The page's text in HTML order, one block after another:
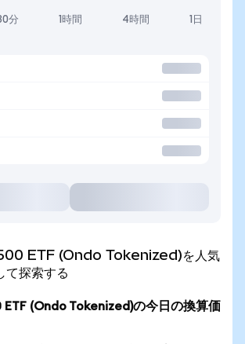
分 1時間 4時間 1日
ETF (Ondo Tokenized)を人気
て探索する
ETF (Ondo Tokenized)の今日の換算価